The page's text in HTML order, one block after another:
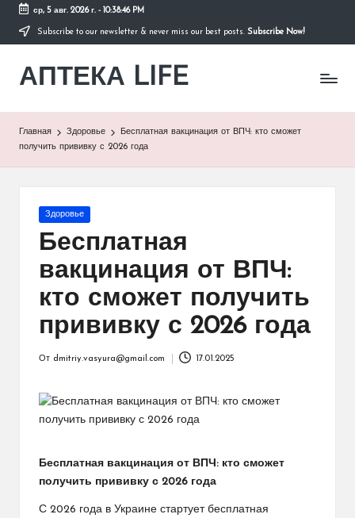
Перейти
содержимому
ср, 5 авг. 2026 г.- 10:38:46 PM
Subscribe to our newsletter & never miss our best posts. Subscribe Now!
АПТЕКА LIFE
сайт
Главная Здоровье
Бесплатная вакцинация от ВПЧ: кто сможет
получить прививку с 2026 года
Опубликовано
Здоровье
Бесплатная
вакцинация от ВПЧ:
кто сможет получить
прививку с 2026 года
От dmitriy.vasyura@gmail.com 17.01.2025
Бесплатная вакцинация от ВПЧ: кто сможет
получить прививку с 2026 года
С 2026 года в Украине стартует бесплатная